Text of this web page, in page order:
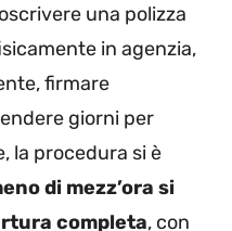
una polizza
in agenzia,
firmare
giorni per
la procedura si è
di mezz’ora si
completa, con